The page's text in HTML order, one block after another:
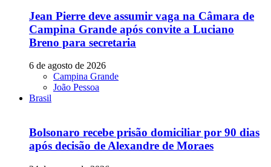
Jean Pierre deve assumir vaga na Câmara de
Campina Grande após convite a Luciano
Breno para secretaria
6 de agosto de 2026
Campina Grande
João Pessoa
Brasil
Bolsonaro recebe prisão domiciliar por 90 dias
após decisão de Alexandre de Moraes